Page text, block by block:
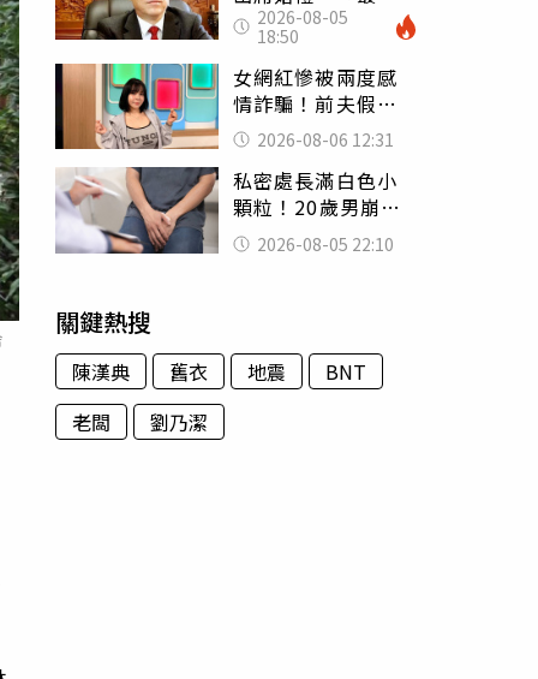
發錢老闆」震怒開
除：我看不起你
2026-08-05
18:50
女網紅慘被兩度感
情詐騙！前夫假割
頸詐光200萬再遇假
富商「養套殺2000
萬」
2026-08-06 12:31
私密處長滿白色小
顆粒！20歲男崩潰
求診 醫曝5大真相
別再誤會
2026-08-05 22:10
關鍵熱搜
陳漢典 舊衣 地震
BNT
老闆
劉乃潔